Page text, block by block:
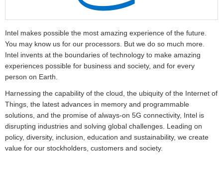
Intel makes possible the most amazing experience of the future.
You may know us for our processors. But we do so much more.
Intel invents at the boundaries of technology to make amazing
experiences possible for business and society, and for every
person on Earth.
Harnessing the capability of the cloud, the ubiquity of the Internet of
Things, the latest advances in memory and programmable
solutions, and the promise of always-on 5G connectivity, Intel is
disrupting industries and solving global challenges. Leading on
policy, diversity, inclusion, education and sustainability, we create
value for our stockholders, customers and society.